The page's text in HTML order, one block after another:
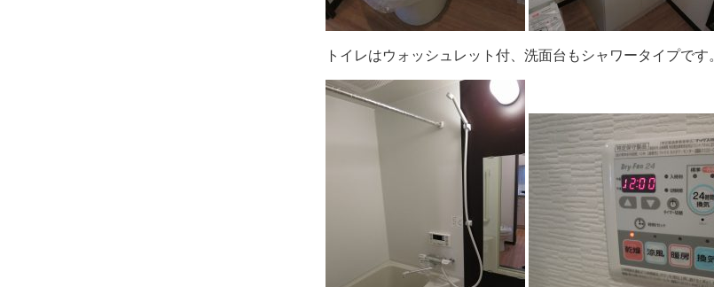
トイレはウォッシュレット付、洗面台もシャワータイプです。